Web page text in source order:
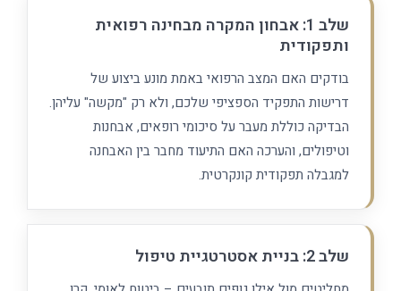
שלב 1: אבחון המקרה מבחינה רפואית
ותפקודית
בודקים האם המצב הרפואי באמת מונע ביצוע של
דרישות התפקיד הספציפי שלכם, ולא רק "מקשה" עליהן.
הבדיקה כוללת מעבר על סיכומי רופאים, אבחנות
וטיפולים, והערכה האם התיעוד מחבר בין האבחנה
למגבלה תפקודית קונקרטית.
שלב 2: בניית אסטרטגיית טיפול